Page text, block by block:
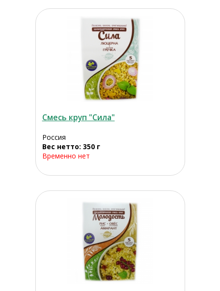
Смесь круп "Сила"
Россия
Вес нетто: 350 г
Временно нет